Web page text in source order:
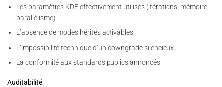
Les paramètres KDF effectivement utilisés (itérations, mémoire,
parallélisme).
L’absence de modes hérités activables.
L’impossibilité technique d’un downgrade silencieux.
La conformité aux standards publics annoncés.
Auditabilité